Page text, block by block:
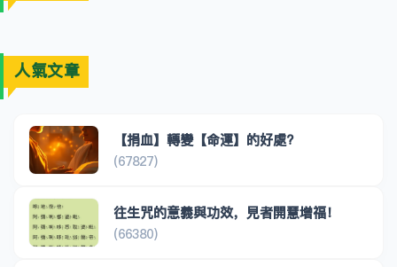
人氣文章
【捐血】轉變【命運】的好處?
(67827)
往生咒的意義與功效，見者開慧增福！
(66380)